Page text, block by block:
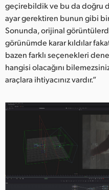
geçirebildik ve bu da doğru
ayar gerektiren bunun gibi
Sonunda, orijinal
görünümde karar kıldılar
bazen farklı seçenekleri
hangisi olacağını
araçlara ihtiyacınız vardır.”